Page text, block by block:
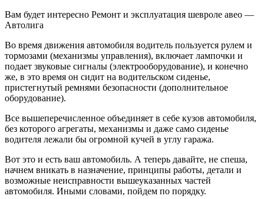
Вам будет интересно Ремонт и эксплуатация шевроле авео —
Автолига
Во время движения автомобиля водитель пользуется рулем и
тормозами (механизмы управления), включает лампочки и
подает звуковые сигналы (электрооборудование), и конечно
же, в это время он сидит на водительском сиденье,
пристегнутый ремнями безопасности (дополнительное
оборудование).
Все вышеперечисленное объединяет в себе кузов автомобиля,
без которого агрегаты, механизмы и даже само сиденье
водителя лежали бы огромной кучей в углу гаража.
Вот это и есть ваш автомобиль. А теперь давайте, не спеша,
начнем вникать в назначение, принципы работы, детали и
возможные неисправности вышеуказанных частей
автомобиля. Иными словами, пойдем по порядку.